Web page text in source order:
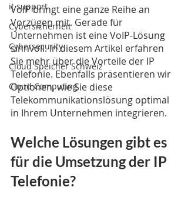
it support
Cybersicherheit
Cybersecurity
Cloud Speicher Schweiz
Cloud Computing
VoIP bringt eine ganze Reihe an
Vorzügen mit. Gerade für
Unternehmen ist eine VoIP-Lösung
sinnvoll. In diesem Artikel erfahren
Sie mehr über die Vorteile der IP
Telefonie. Ebenfalls präsentieren wir
Optionen, wie Sie diese
Telekommunikationslösung optimal
in Ihrem Unternehmen integrieren.
Welche Lösungen gibt es
für die Umsetzung der IP
Telefonie?